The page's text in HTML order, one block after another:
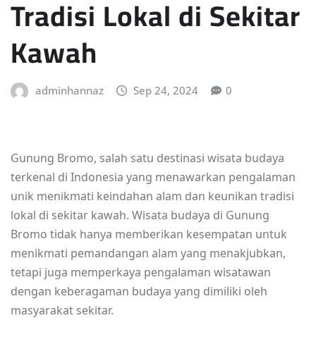
Tradisi Lokal di Sekitar
Kawah
adminhannaz Sep 24, 2024 0
Gunung Bromo, salah satu destinasi wisata budaya
terkenal di Indonesia yang menawarkan pengalaman
unik menikmati keindahan alam dan keunikan tradisi
lokal di sekitar kawah. Wisata budaya di Gunung
Bromo tidak hanya memberikan kesempatan untuk
menikmati pemandangan alam yang menakjubkan,
tetapi juga memperkaya pengalaman wisatawan
dengan keberagaman budaya yang dimiliki oleh
masyarakat sekitar.